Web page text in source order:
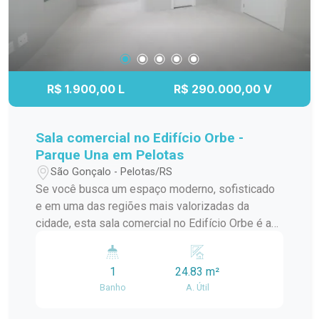
seu negócio.
R$ 1.900,00 L R$ 290.000,00 V
Sala comercial no Edifício Orbe -
Parque Una em Pelotas
São Gonçalo - Pelotas/RS
Se você busca um espaço moderno, sofisticado
e em uma das regiões mais valorizadas da
cidade, esta sala comercial no Edifício Orbe é a
Parque Una, o imóvel oferece praticidade,
excelente visibilidade e um ambiente perfeito
para empresas que desejam transmitir
1
Banho
24.83 m²
A. Útil